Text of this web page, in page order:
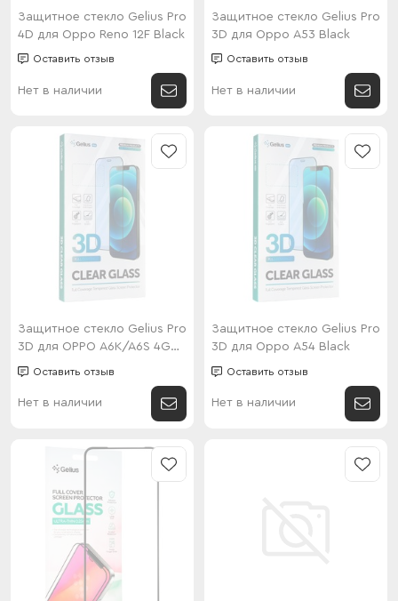
Защитное стекло Gelius Pro
4D для Oppo Reno 12F Black
Оставить отзыв
Нет в наличии
Защитное стекло Gelius Pro
3D для Oppo A53 Black
Оставить отзыв
Нет в наличии
Защитное стекло Gelius Pro
3D для OPPO A6K/A6S 4G
Black
Оставить отзыв
Нет в наличии
Защитное стекло Gelius Pro
3D для Oppo A54 Black
Оставить отзыв
Нет в наличии